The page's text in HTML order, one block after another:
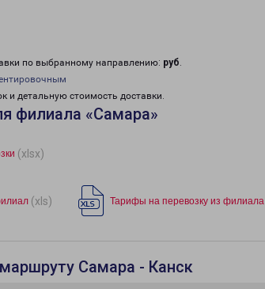
по выбранному направлению: руб.
и детальную стоимость доставки.
филиала «Самара»
(xlsx)
(xls) Тарифы на перевозку из филиала
Самара - Канск